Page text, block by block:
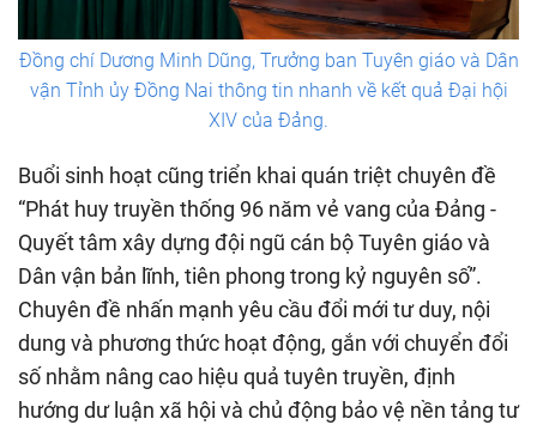
Đồng chí Dương Minh Dũng, Trưởng ban Tuyên giáo và Dân
vận Tỉnh ủy Đồng Nai thông tin nhanh về kết quả Đại hội
XIV của Đảng.
Buổi sinh hoạt cũng triển khai quán triệt chuyên đề
“Phát huy truyền thống 96 năm vẻ vang của Đảng -
Quyết tâm xây dựng đội ngũ cán bộ Tuyên giáo và
Dân vận bản lĩnh, tiên phong trong kỷ nguyên số”.
Chuyên đề nhấn mạnh yêu cầu đổi mới tư duy, nội
dung và phương thức hoạt động, gắn với chuyển đổi
số nhằm nâng cao hiệu quả tuyên truyền, định
hướng dư luận xã hội và chủ động bảo vệ nền tảng tư